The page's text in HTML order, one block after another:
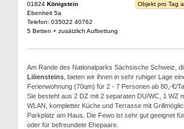
01824 Königstein
Ebenheit 5a
Telefon: 035022 40762
5 Betten + zusätzlich Aufbettung
Objekt pro Tag
Am Rande des Nationalparks Sächsische Schweiz,
Liliensteins , bieten wir ihnen in sehr ruhiger Lage
Ferienwohnung (70qm) für 2 - 7 Personen ab 80,-€/
Sie besteht aus 2 DZ mit 2 separaten DU/WC, 1 WZ
WLAN, kompletter Küche und Terrasse mit
Parkplatz am Haus. Die Fewo ist sehr gut geeignet
oder für befreundete Ehepaare.